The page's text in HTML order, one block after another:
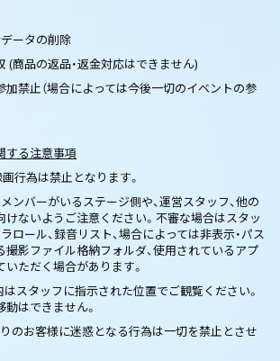
ータの削除
商品の返品・返金対応はできません)
禁止（場合によっては今後一切のイベントの参
る注意事項
行為は禁止となります。
ンバーがいるステージ側や、運営スタッフ、他の
けないようご注意ください。不審な場合はスタッ
ロール、録音リスト、場合によっては非表示・パス
影ファイル格納フォルダ、使用されているアプ
ただく場合があります。
スタッフに指示された位置でご観覧ください。
はできません。
のお客様に迷惑となる行為は一切を禁止とさせ